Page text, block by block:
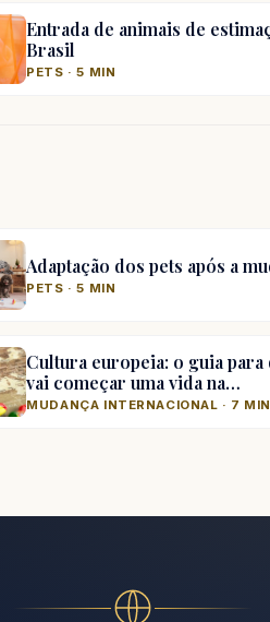
Entrada de animais de
Brasil
PETS · 5 MIN
Adaptação dos pets após a
PETS · 5 MIN
Cultura europeia: o guia para
vai começar uma vida na…
MUDANÇA INTERNACIONAL · 7 MIN